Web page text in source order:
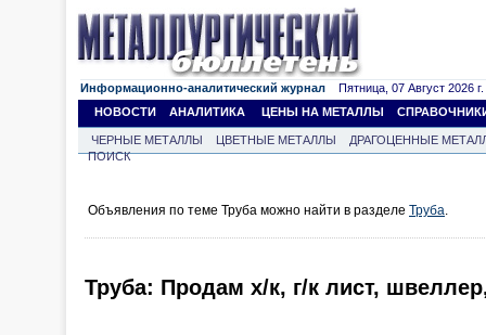
Информационно-аналитический журнал Пятница, 07 Август 2026 г.
НОВОСТИ
АНАЛИТИКА ЦЕНЫ НА МЕТАЛЛЫ
ЧЕРНЫЕ МЕТАЛЛЫ ЦВЕТНЫЕ МЕТАЛЛЫ
ДРАГОЦЕННЫЕ
ПОИСК
Объявления по теме Труба можно найти в разделе Труба.
Труба: Продам х/к, г/к лист,